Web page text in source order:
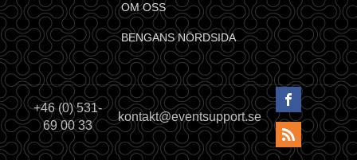
OM OSS
BENGANS NÖRDSIDA
+46 (0) 531-
69 00 33
kontakt@eventsupport.se